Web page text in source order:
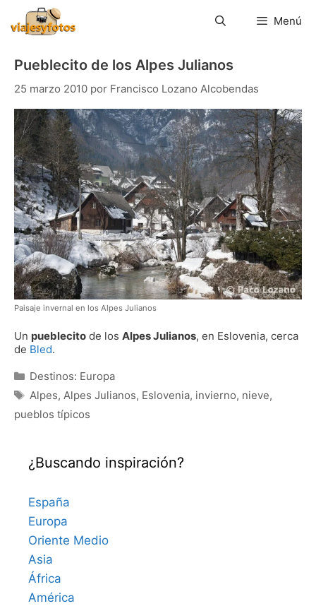
contenido
Menú
Pueblecito de los Alpes Julianos
25 marzo 2010 por Francisco Lozano Alcobendas
Paisaje invernal en los Alpes Julianos
Un pueblecito de los Alpes Julianos, en Eslovenia, cerca
de Bled.
Categorías
Destinos: Europa
Etiquetas
Alpes, Alpes Julianos, Eslovenia, invierno, nieve,
pueblos típicos
¿Buscando inspiración?
España
Europa
Oriente Medio
Asia
África
América